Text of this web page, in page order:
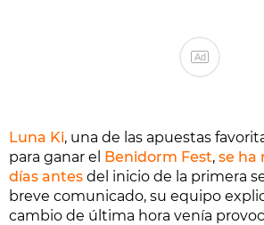
Ad
Luna Ki, una de las apuestas
para ganar el Benidorm Fest, se ha
días antes del inicio de la primera
breve comunicado, su equipo
cambio de última hora venía